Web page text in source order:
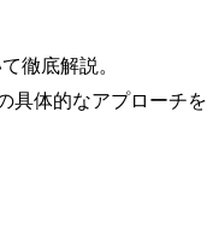
徹底解説。
具体的なアプローチを